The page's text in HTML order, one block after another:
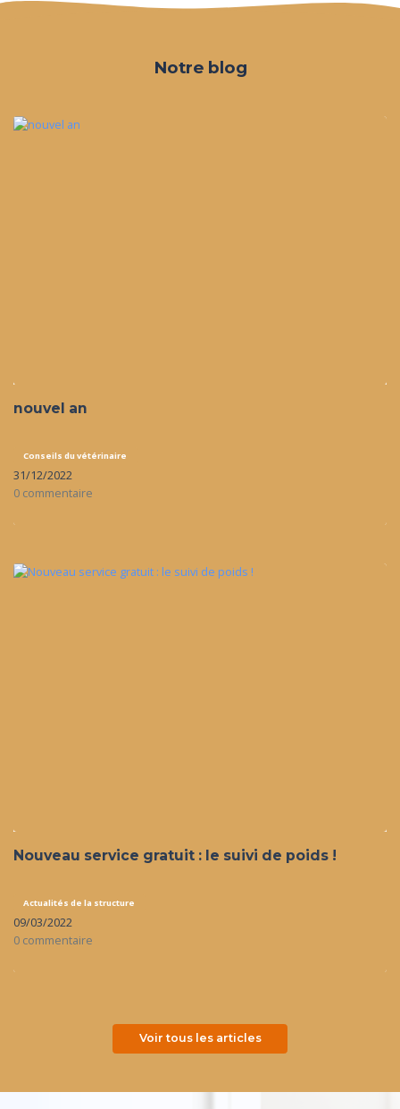
Notre blog
nouvel an
Conseils du vétérinaire
31/12/2022
0 commentaire
Nouveau service gratuit : le suivi de poids !
Actualités de la structure
09/03/2022
0 commentaire
Voir tous les articles